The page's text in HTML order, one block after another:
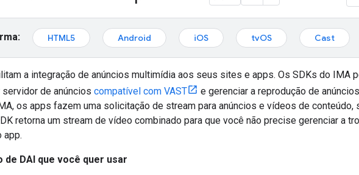
HTML5 Android iOS tvOS Cast
a integração de anúncios multimídia aos seus sites e apps. Os SDKs do IMA
servidor de anúncios compatível com VAST
e gerenciar a reprodução de
os apps fazem uma solicitação de stream para anúncios e vídeos de conteúdo,
retorna um stream de vídeo combinado para que você não precise gerenciar a
app.
de DAI que você quer usar